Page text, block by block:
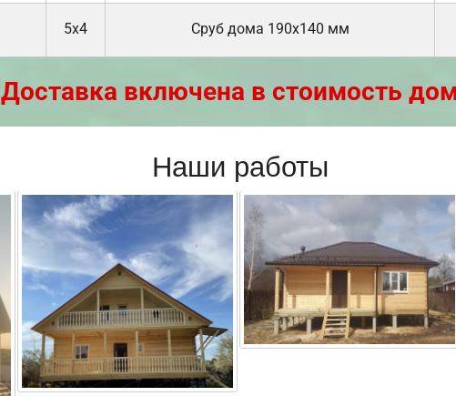
5х4 Cруб дома 190х140 мм
Доставка включена в стоимость
Наши работы